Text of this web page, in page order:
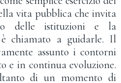
vita pubblica che invita
delle istituzioni e la
chiamato a guidarle. Il
assunto i contorni
e in continua evoluzione.
di un momento di